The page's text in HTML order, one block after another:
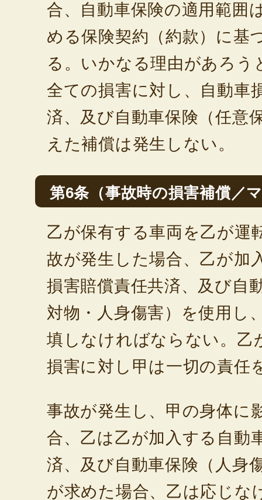
合、自動車保険の適用範囲
める保険契約（約款）に基
る。いかなる理由があろう
全ての損害に対し、自動車
済、及び自動車保険（任意
えた補償は発生しない。
第6条（事故時の損害補償／
乙が保有する車両を乙が運
故が発生した場合、乙が加
損害賠償責任共済、及び自
対物・人身傷害）を使用し
填しなければならない。乙
損害に対し甲は一切の責任
事故が発生し、甲の身体に
合、乙は乙が加入する自動
済、及び自動車保険（人身
が求めた場合、乙は応じな